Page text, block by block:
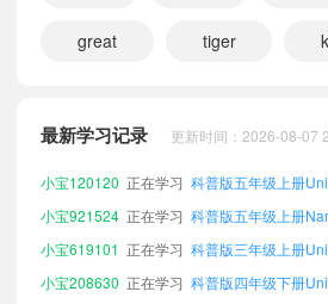
great tiger
最新学习记录 更新时间：2026-08-07
小宝922260 正在学习 科普版四年级上册
小宝120120 正在学习 科普版五年级上册
小宝921524 正在学习 科普版五年级上册
小宝619101 正在学习 科普版三年级上册
小宝208630 正在学习 科普版四年级下册